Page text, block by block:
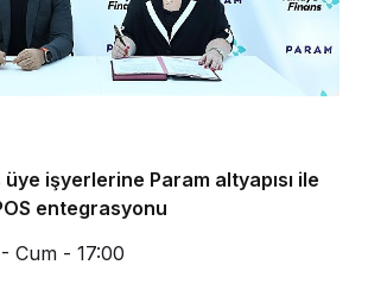
işyerlerine Param altyapısı ile
entegrasyonu
Cum - 17:00